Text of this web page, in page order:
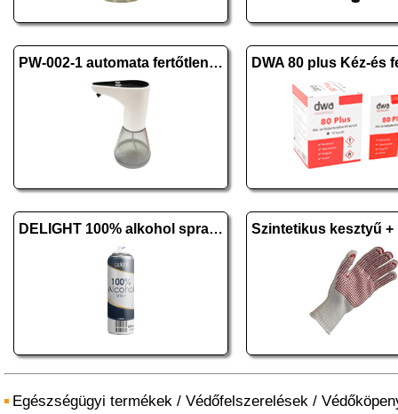
PW-002-1 automata fertőtlenítő-, szappanadagoló
DELIGHT 100% alkohol spray - 500 ml
Egészségügyi termékek / Védőfelszerelések /